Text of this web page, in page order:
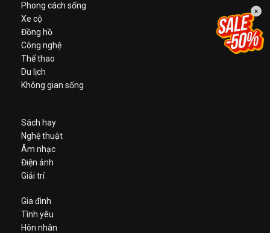
Phong cách sống
Xe cộ
Đồng hồ
Công nghệ
Thể thao
Du lịch
Không gian sống
Sách hay
Nghệ thuật
Âm nhạc
Điện ảnh
Giải trí
Gia đình
Tình yêu
Hôn nhân
×